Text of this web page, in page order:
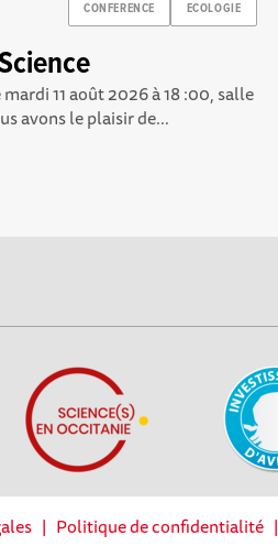
CONFERENCE ECOLOGIE
11 août 2026 à 18 :00, salle
avons le plaisir de...
| Politique de confidentialité|